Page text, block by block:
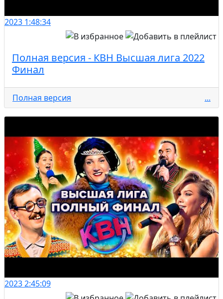
2023 1:48:34
Полная версия - КВН Высшая лига 2022
Финал
Полная версия ...
20232:45:09